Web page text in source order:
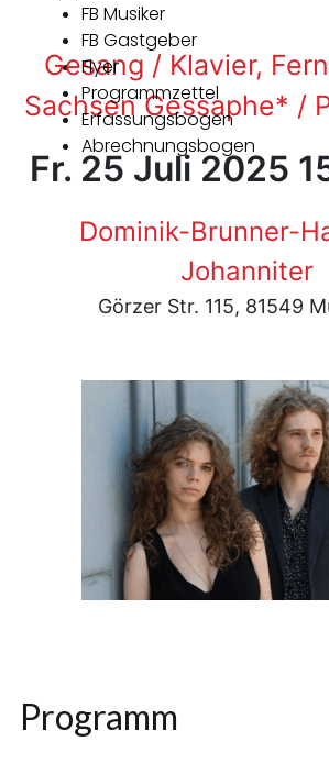
FB Musiker
FB Gastgeber
Flyer
Programmzettel
Erfassungsbogen
Abrechnungsbogen
Gesang / Klavier,
Sachsen Gessaphe* /
Fr. 25 Juli 2025
Dominik-Brunner-
Johanniter
Görzer Str. 115, 81549
Programm